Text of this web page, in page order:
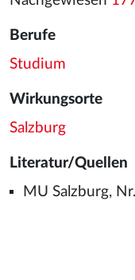
Berufe
Studium
Wirkungsorte
Salzburg
Literatur/Quellen
MU Salzburg,